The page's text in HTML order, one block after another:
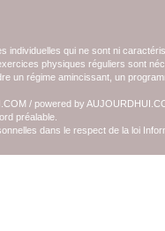
individuelles qui ne sont ni
physiques réguliers sont
un régime amincissant, un
/ powered by
préalable.
dans le respect de la loi